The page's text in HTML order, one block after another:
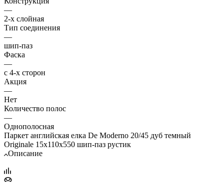
—
2-х слойная
Тип соединения
—
шип-паз
Фаска
—
с 4-х сторон
Акция
—
Нет
Количество полос
—
Однополосная
Паркет английская елка De Moderno 20/45 дуб темный
Originale 15х110х550 шип-паз рустик
Описание